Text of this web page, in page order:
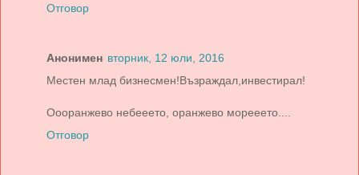
Отговор
Анонимен вторник, 12 юли, 2016
Местен млад бизнесмен!Възраждал,инвестирал!
Оооранжево небееето, оранжево морееето....
Отговор